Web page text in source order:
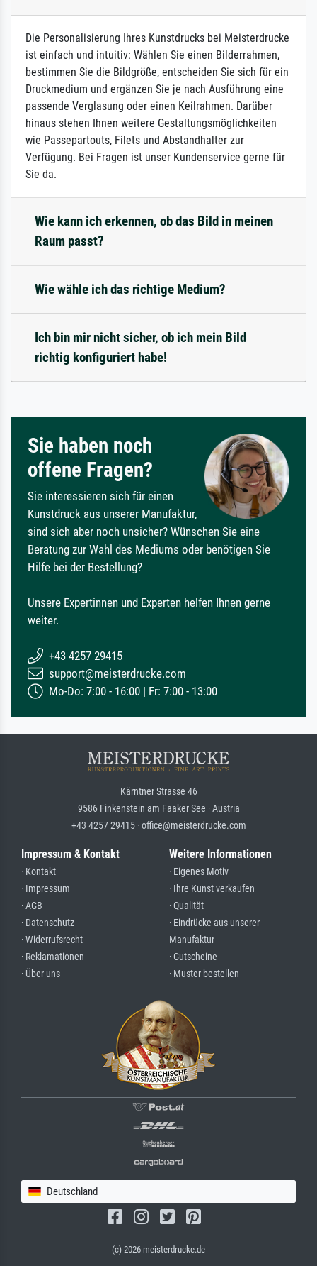
Die Personalisierung Ihres Kunstdrucks bei Meisterdrucke
ist einfach und intuitiv: Wählen Sie einen Bilderrahmen,
bestimmen Sie die Bildgröße, entscheiden Sie sich für ein
Druckmedium und ergänzen Sie je nach Ausführung eine
passende Verglasung oder einen Keilrahmen. Darüber
hinaus stehen Ihnen weitere Gestaltungsmöglichkeiten
wie Passepartouts, Filets und Abstandhalter zur
Verfügung. Bei Fragen ist unser Kundenservice gerne für
Sie da.
Wie kann ich erkennen, ob das Bild in meinen
Raum passt?
Wie wähle ich das richtige Medium?
Ich bin mir nicht sicher, ob ich mein Bild
richtig konfiguriert habe!
Sie haben noch
offene Fragen?
Sie interessieren sich für einen
Kunstdruck aus unserer Manufaktur,
sind sich aber noch unsicher? Wünschen Sie eine
Beratung zur Wahl des Mediums oder benötigen Sie
Hilfe bei der Bestellung?
Unsere Expertinnen und Experten helfen Ihnen gerne
weiter.
+43 4257 29415
support@meisterdrucke.com
Mo-Do: 7:00 - 16:00 | Fr: 7:00 - 13:00
Kärntner Strasse 46
9586 Finkenstein am Faaker See · Austria
+43 4257 29415 · office@meisterdrucke.com
Impressum & Kontakt
· Kontakt
· Impressum
· AGB
· Datenschutz
· Widerrufsrecht
· Reklamationen
· Über uns
Weitere Informationen
· Eigenes Motiv
· Ihre Kunst verkaufen
· Qualität
· Eindrücke aus unserer
Manufaktur
· Gutscheine
· Muster bestellen
Deutschland
(c) 2026 meisterdrucke.de